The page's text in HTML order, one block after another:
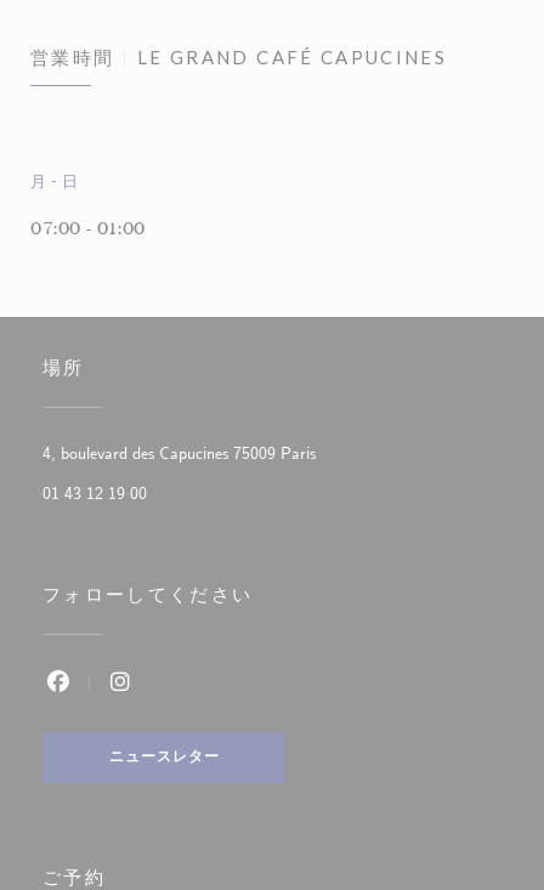
営業時間 LE GRAND CAFÉ CAPUCINES
月 - 日
07:00 - 01:00
場所
4, boulevard des Capucines 75009 Paris((新しいウィンドウで開きま
01 43 12 19 00
フォローしてください
ニュースレター
ご予約